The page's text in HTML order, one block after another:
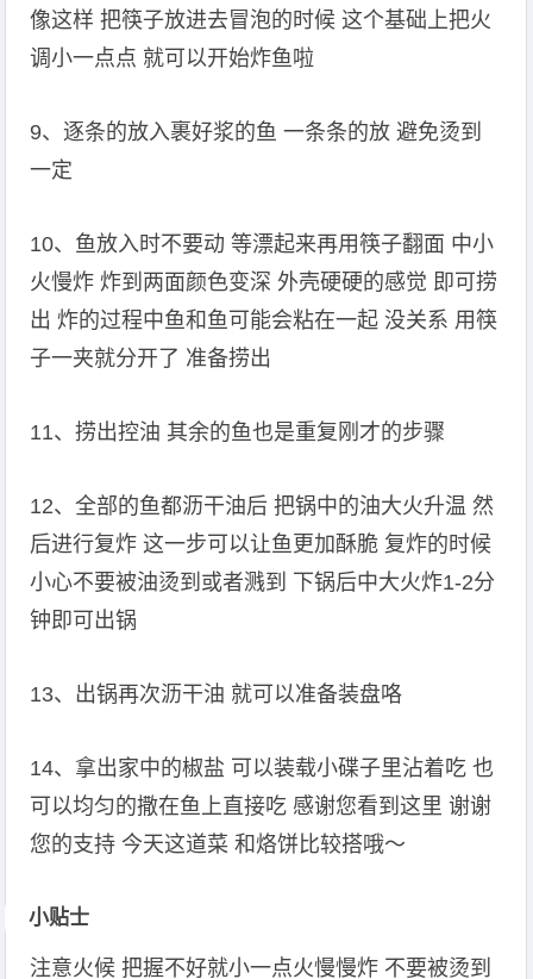
像这样 把筷子放进去冒泡的时候 这个基础上把火
调小一点点 就可以开始炸鱼啦
9、逐条的放入裹好浆的鱼 一条条的放 避免烫到
一定
10、鱼放入时不要动 等漂起来再用筷子翻面 中小
火慢炸 炸到两面颜色变深 外壳硬硬的感觉 即可捞
出 炸的过程中鱼和鱼可能会粘在一起 没关系 用筷
子一夹就分开了 准备捞出
11、捞出控油 其余的鱼也是重复刚才的步骤
12、全部的鱼都沥干油后 把锅中的油大火升温 然
后进行复炸 这一步可以让鱼更加酥脆 复炸的时候
小心不要被油烫到或者溅到 下锅后中大火炸1-2分
钟即可出锅
13、出锅再次沥干油 就可以准备装盘咯
14、拿出家中的椒盐 可以装载小碟子里沾着吃 也
可以均匀的撒在鱼上直接吃 感谢您看到这里 谢谢
您的支持 今天这道菜 和烙饼比较搭哦～
小贴士
注意火候 把握不好就小一点火慢慢炸 不要被烫到